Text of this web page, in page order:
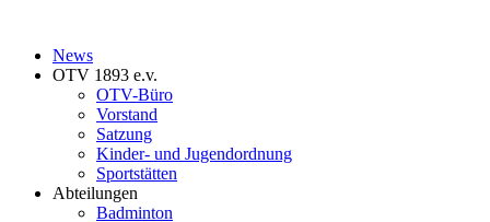
News
OTV 1893 e.v.
OTV-Büro
Vorstand
Satzung
Kinder- und Jugendordnung
Sportstätten
Abteilungen
Badminton